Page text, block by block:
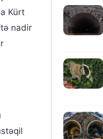
Kürt
nadir